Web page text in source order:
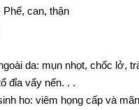
Phế, can, thận
da: mụn nhọt, chốc lở,
đỉa vẩy nến. . .
ho: viêm họng cấp và mãn